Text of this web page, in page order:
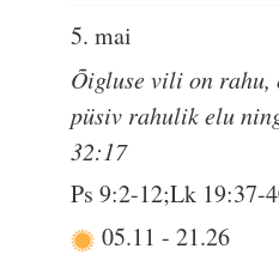
5. mai
Õigluse vili on rahu,
püsiv rahulik elu
32:17
Ps 9:2-12;Lk 19:37-
05.11-21.26